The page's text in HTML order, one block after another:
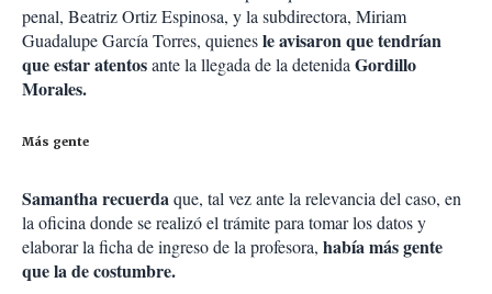
penal, Beatriz Ortiz Espinosa, y la subdirectora, Miriam
Guadalupe García Torres, quienesle avisaron que tendrían
que estar atentosante la llegada de la detenida Gordillo
Morales.
Más gente
Samantha recuerdaque, tal vez ante la relevancia del caso, en
la oficina donde se realizó el trámite para tomar los datos y
elaborar la ficha de ingreso de la profesora, había más gente
que la de costumbre.